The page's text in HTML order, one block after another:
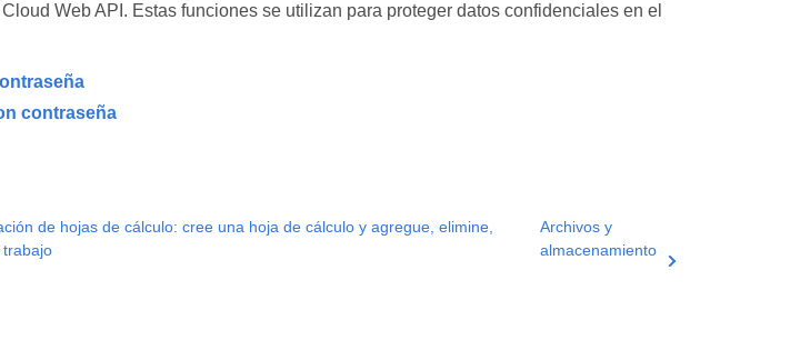
Web API. Estas funciones se utilizan para proteger datos confidenciales en el
contraseña
de hojas de cálculo: cree una hoja de cálculo y agregue, elimine,
Archivos y
almacenamiento